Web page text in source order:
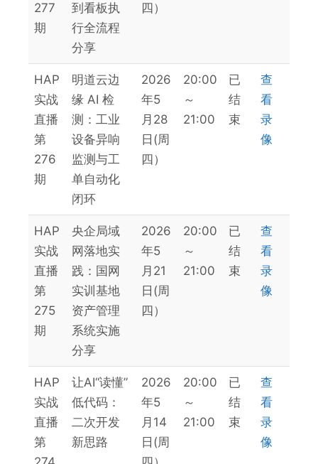
277
期
到看板执
行全流程
分享
四）
HAP
实战
直播
第
276
期
明道云边
缘 AI 检
测：工业
设备异响
监测与工
单自动化
闭环
2026
年5
月28
日(周
四）
20:00
～
21:00
已
结
束
查
看
录
像
HAP
实战
直播
第
275
期
央企局域
网落地实
践：国网
实训基地
资产管理
系统实施
分享
2026
年5
月21
日(周
四）
20:00
～
21:00
已
结
束
查
看
录
像
HAP
实战
直播
第
让AI“读懂”
低代码：
二次开发
新思路
2026
年5
月14
日(周
20:00
～
21:00
已
结
束
查
看
录
像